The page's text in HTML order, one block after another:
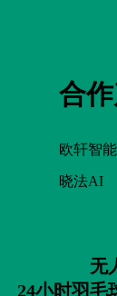
合
欧轩智能
晓法AI
无
24小时羽毛